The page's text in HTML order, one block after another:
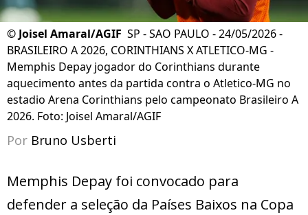
©Joisel Amaral/AGIF SP - SAO PAULO - 24/05/2026 -
BRASILEIRO A 2026, CORINTHIANS X ATLETICO-MG -
Memphis Depay jogador do Corinthians durante
aquecimento antes da partida contra o Atletico-MG no
estadio Arena Corinthians pelo campeonato Brasileiro A
2026. Foto: Joisel Amaral/AGIF
Por Bruno Usberti
Memphis Depay foi convocado para
defender a seleção da Países Baixos na Copa